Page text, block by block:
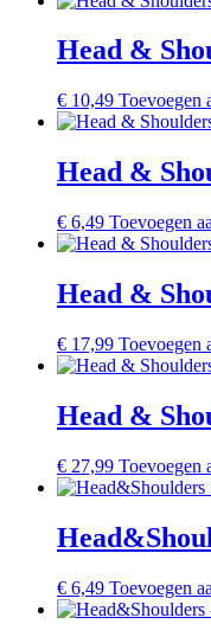
Head &
€ 10,49 Toevoegen
Head &
€ 6,49 Toevoegen
Head &
€ 17,99 Toevoegen
Head &
€ 27,99 Toevoegen
€ 6,49 Toevoegen